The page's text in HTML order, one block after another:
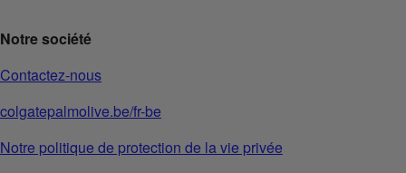
Notre société
Contactez-nous
colgatepalmolive.be/fr-be
Notre politique de protection de la vie privée